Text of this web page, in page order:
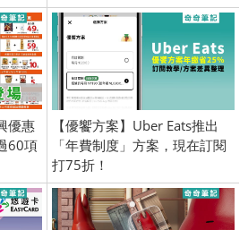
優惠
60項
【優饗方案】Uber Eats推出
「年費制度」方案，現在訂閱
打75折！